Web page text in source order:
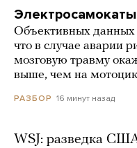
Объективных данных
что в случае аварии
мозговую травму
выше, чем на
РАЗБОР 16 минут назад
WSJ: разведка